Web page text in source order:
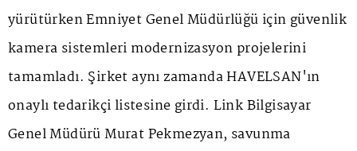
yürütürken Emniyet Genel Müdürlüğü için güvenlik
kamera sistemleri modernizasyon projelerini
tamamladı. Şirket aynı zamanda HAVELSAN'ın
onaylı tedarikçi listesine girdi. Link Bilgisayar
Genel Müdürü Murat Pekmezyan, savunma